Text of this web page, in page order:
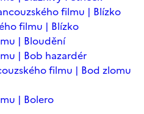
filmu | Blízko
filmu | Blízko
| Bloudění
| Bob hazardér
filmu | Bod zlomu
| Bolero